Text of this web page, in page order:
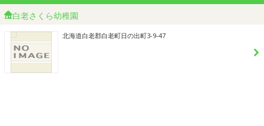
白老さくら幼稚園
北海道白老郡白老町日の出町3-9-47